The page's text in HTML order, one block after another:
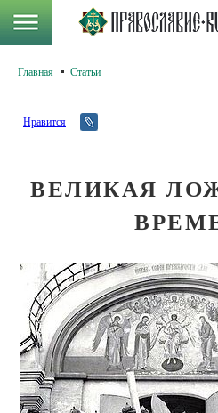
Главная Статьи
Нравится
ВЕЛИКАЯ